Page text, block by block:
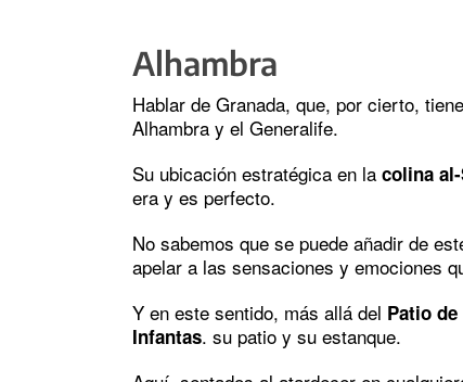
Alhambra
Hablar de Granada, que, por cierto,
Alhambra y el Generalife.
Su ubicación estratégica en la colina
era y es perfecto.
No sabemos que se puede añadir de
apelar a las sensaciones y emociones
Y en este sentido, más allá del Patio
Infantas. su patio y su estanque.